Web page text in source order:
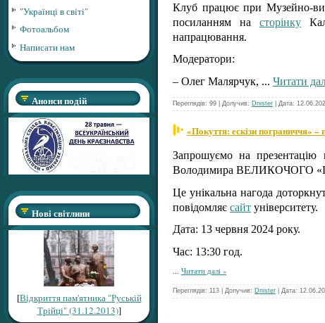
"Українці в світі"
Фотоальбом
Написати нам
Анонси подій
Нові світлини
[Відкриття пам'ятника "Руській
Трійці" (31.12.2013)]
Клуб працює при Музейно-
посиланням на сторінку
напрацювання.
Модератори:
– Олег Малярчук, ... Читати
Переглядів: 99 | Долучив: Dnister | Дата:
«Покуття: ескізи пограниччя»
Запрошуємо на презентацію
Володимира ВЕЛИКОЧОГО
Це унікальна нагода
повідомляє сайт університету.
Дата: 13 червня 2024 року.
Час: 13:30 год.
Читати далі »
Переглядів: 113 | Долучив: Dnister | Дата: